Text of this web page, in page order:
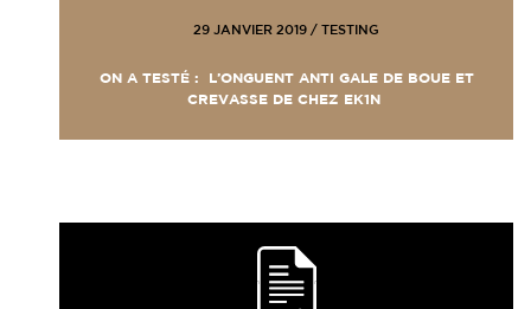
29 JANVIER 2019 / TESTING
ON A TESTÉ : L’ONGUENT ANTI GALE DE BOUE ET
CREVASSE DE CHEZ EK1N